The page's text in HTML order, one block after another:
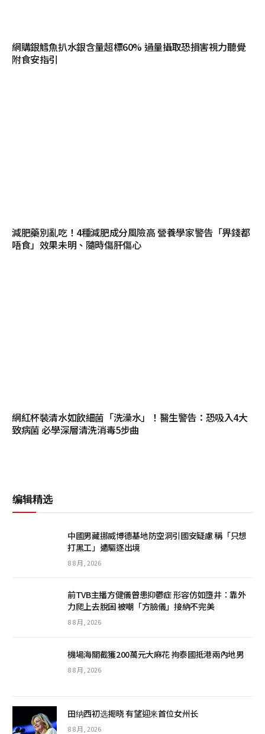
網購銀鱈魚扒水銀含量超標60% 過量攝取恐損害視力聽覺
附食安指引
減肥藥別亂吃！4種減肥成分風險高 營養學家警告「畀錢都
唔食」效果未明、隨時傷肝傷心
網紅杯裝清水如飲細菌「洗澡水」！醫生警告：恐吸入4大
致病菌 必學深層清洗消毒5步曲
编辑精选
中國男藏挪威博德基地防空洞引國安疑慮 稱「只想
打黑工」遭驅逐出境
8 8 月, 2026
前TVB主播方健儀曾患抑鬱症 形容仿如墮井：靠外
力爬上去脫困 被嘲「方臉儀」接納不完美
8 8 月, 2026
機場海關截獲200萬元大麻花 拘泰國抵港兩內地男
8 8 月, 2026
田纳西初选揭晓 有望迎来首位女州长
8 8 月, 2026